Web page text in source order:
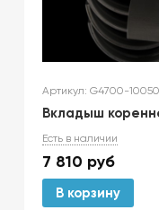
Артикул: G4700-
Вкладыш
Есть в наличии
7 810 руб
В корзину